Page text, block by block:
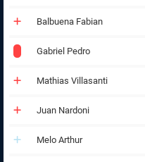
Balbuena Fabian
Gabriel Pedro
Mathias Villasanti
Juan Nardoni
Melo Arthur